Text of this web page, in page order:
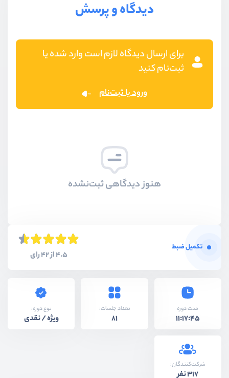
دیدگاه و پرسش
برای ارسال دیدگاه لازم است وارد شده یا
ثبت‌نام کنید
ورود یا ثبت‌نام
هنوز دیدگاهی ثبت‌نشده
تکمیل ضبط
4.5 از 42 رای
مدت دوره
11:17:45
تعداد جلسات:
81
نوع دوره:
ویژه / نقدی
شرکت‌کنندگان:
317 نفر